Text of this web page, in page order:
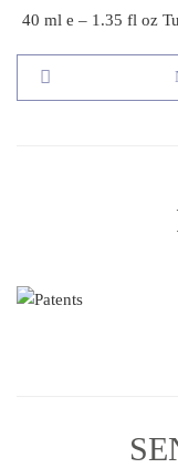
40 ml e – 1.35 fl oz